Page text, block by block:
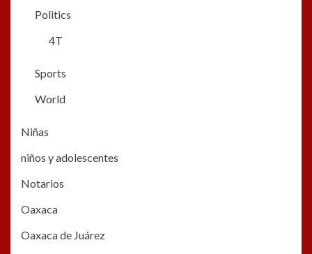
Politics
4T
Sports
World
Niñas
niños y adolescentes
Notarios
Oaxaca
Oaxaca de Juárez